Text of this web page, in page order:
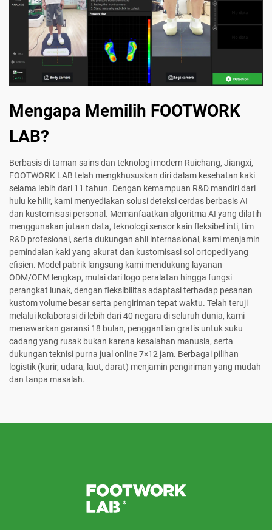
Mengapa Memilih FOOTWORK
LAB?
Berbasis di taman sains dan teknologi modern Ruichang, Jiangxi,
FOOTWORK LAB telah mengkhususkan diri dalam kesehatan kaki
selama lebih dari 11 tahun. Dengan kemampuan R&D mandiri dari
hulu ke hilir, kami menyediakan solusi deteksi cerdas berbasis AI
dan kustomisasi personal. Memanfaatkan algoritma AI yang dilatih
menggunakan jutaan data, teknologi sensor kain fleksibel inti, tim
R&D profesional, serta dukungan ahli internasional, kami menjamin
pemindaian kaki yang akurat dan kustomisasi sol ortopedi yang
efisien. Model pabrik langsung kami mendukung layanan
ODM/OEM lengkap, mulai dari logo peralatan hingga fungsi
perangkat lunak, dengan fleksibilitas adaptasi terhadap pesanan
kustom volume besar serta pengiriman tepat waktu. Telah teruji
melalui kolaborasi di lebih dari 40 negara di seluruh dunia, kami
menawarkan garansi 18 bulan, penggantian gratis untuk suku
cadang yang rusak bukan karena kesalahan manusia, serta
dukungan teknisi purna jual online 7×12 jam. Berbagai pilihan
logistik (kurir, udara, laut, darat) menjamin pengiriman yang mudah
dan tanpa masalah.